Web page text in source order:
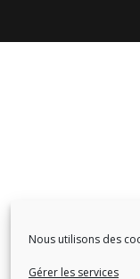
Nous utilisons des
Gérer les services